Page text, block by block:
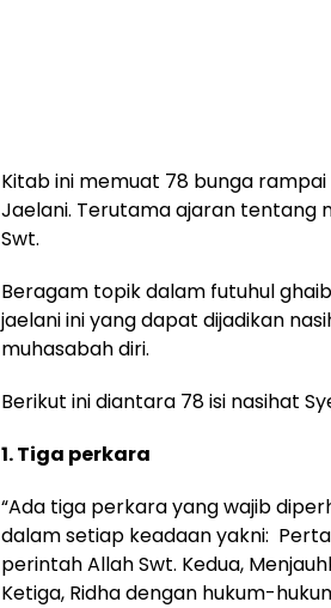
Kitab ini memuat 78 bunga
Jaelani. Terutama ajaran tentang
Swt.
Beragam topik dalam futuhul
jaelani ini yang dapat dijadikan
muhasabah diri.
Berikut ini diantara 78 isi nasihat
1. Tiga perkara
“Ada tiga perkara yang wajib
dalam setiap keadaan yakni:
perintah Allah Swt. Kedua,
Ketiga, Ridha dengan hukum-